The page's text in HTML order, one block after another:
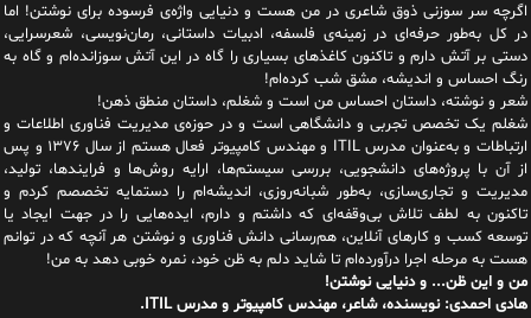
اگرچه سر سوزنی ذوق شاعری در من هست و دنیایی واژه‌‌ی فرسوده برای نوشتن! اما
در کل به‌طور حرفه‌ای در زمینه‌ی فلسفه، ادبیات داستانی، رمان‌نویسی، شعرسرایی،
دستی بر آتش دارم و تاکنون کاغذهای بسیاری را گاه در این آتش سوزانده‌ام و گاه به
رنگ احساس و اندیشه، مشق شب کرده‌ام!
شعر و نوشته، داستان احساس من است و شغلم، داستان منطق ذهن!
شغلم یک تخصص تجربی و دانشگاهی است و در حوزه‌ی مدیریت فناوری اطلاعات و
ارتباطات و به‌عنوان مدرس ITIL و مهندس کامپیوتر فعال هستم از سال ۱۳۷۶ و پس
از آن با پروژه‌های دانشجویی، بررسی سیستم‌ها، ارایه روش‌ها و فرایندها، تولید،
مدیریت و تجاری‌سازی، به‌طور شبانه‌روزی، اندیشه‌ام را دستمایه تخصصم کردم و
تاکنون به لطف تلاش بی‌وقفه‌ای که داشتم و دارم، اید‌ه‌هایی را در جهت ایجاد یا
توسعه کسب و کارهای آنلاین، هم‌رسانی دانش فناوری و نوشتن هر آنچه که در توانم
هست به مرحله اجرا درآورده‌ام تا شاید دلم به ظن خود، نمره خوبی دهد به من!
من و این ظن... و دنیایی نوشتن!
هادی احمدی: نویسنده، شاعر، مهندس کامپیوتر و مدرس ITIL.